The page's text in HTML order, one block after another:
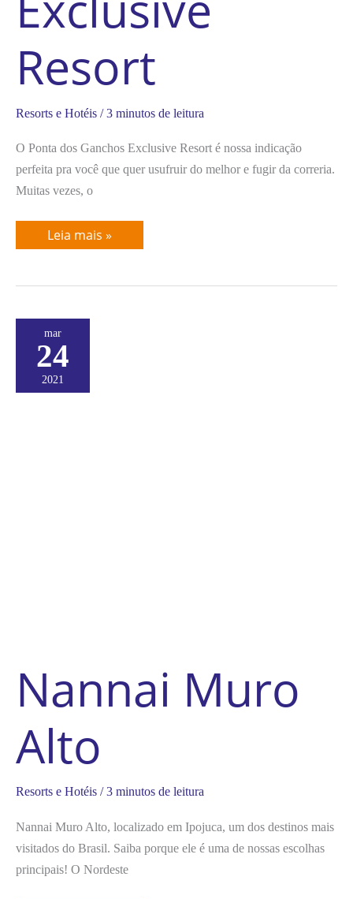
Resort
Resorts e Hotéis /3 minutos de leitura
O Ponta dos Ganchos Exclusive Resort é nossa indicação
perfeita pra você que quer usufruir do melhor e fugir da correria.
Muitas vezes, o
Leia mais »
mar
24
2021
Nannai Muro
Alto
Resorts e Hotéis /3 minutos de leitura
Nannai Muro Alto, localizado em Ipojuca, um dos destinos mais
visitados do Brasil. Saiba porque ele é uma de nossas escolhas
principais! O Nordeste
Nannai
Muro
Alto